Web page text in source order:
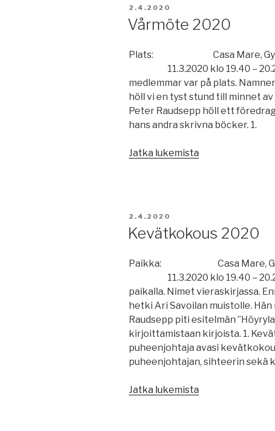
JULKAISTU
2.4.2020
Vårmöte 2020
Plats: Casa Mare,
11.3.2020 klo 19.40 –
medlemmar var på plats.
höll vi en tyst stund till minnet av
Peter Raudsepp höll ett
hans andra skrivna
Jatka lukemista
JULKAISTU
2.4.2020
Kevätkokous 2020
Paikka: Casa Mare,
11.3.2020 klo 19.40 –
paikalla. Nimet vieraskirjassa.
hetki Ari Savoilan muistolle.
Raudsepp piti esitelmän
kirjoittamistaan kirjoista. 1.
puheenjohtaja avasi
puheenjohtajan, sihteerin sekä
Jatka lukemista